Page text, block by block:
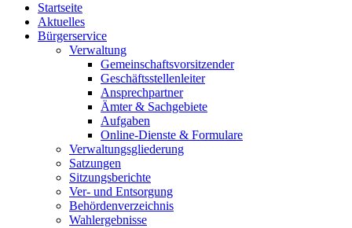
Startseite
Aktuelles
Bürgerservice
Verwaltung
Gemeinschaftsvorsitzender
Geschäftsstellenleiter
Ansprechpartner
Ämter & Sachgebiete
Aufgaben
Online-Dienste & Formulare
Verwaltungsgliederung
Satzungen
Sitzungsberichte
Ver- und Entsorgung
Behördenverzeichnis
Wahlergebnisse